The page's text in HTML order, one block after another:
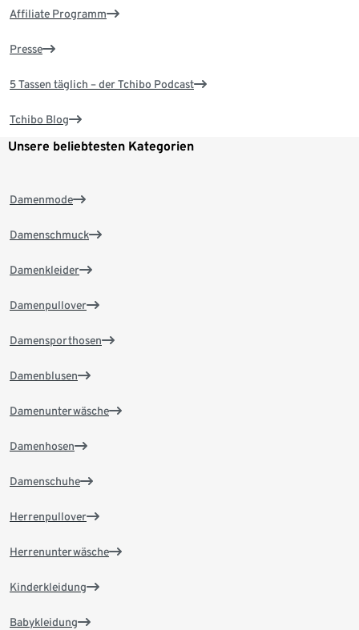
Affiliate Programm
Presse
5 Tassen täglich – der Tchibo Podcast
Tchibo Blog
Unsere beliebtesten Kategorien
Damenmode
Damenschmuck
Damenkleider
Damenpullover
Damensporthosen
Damenblusen
Damenunterwäsche
Damenhosen
Damenschuhe
Herrenpullover
Herrenunterwäsche
Kinderkleidung
Babykleidung